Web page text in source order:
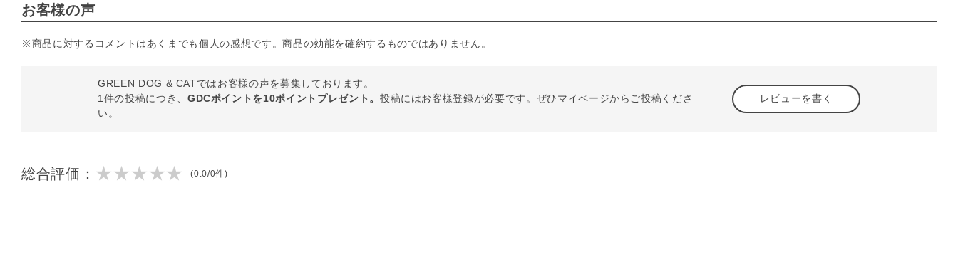
お客様の声
※商品に対するコメントはあくまでも個人の感想です。商品の効能を確約するものではありません。
GREEN DOG & CATではお客様の声を募集しております。
1件の投稿につき、 GDCポイントを10ポイントプレゼント。 投稿にはお客様登録が必要です。ぜひマイページからご投稿くださ
い。
レビューを書く
総合評価： ★★★★★ (0.0/0件)